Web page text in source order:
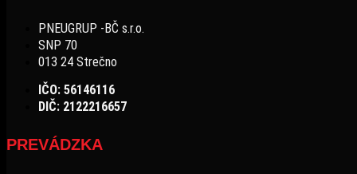
PNEUGRUP -BČ s.r.o.
SNP 70
013 24 Strečno
IČO: 56146116
DIČ: 2122216657
PREVÁDZKA